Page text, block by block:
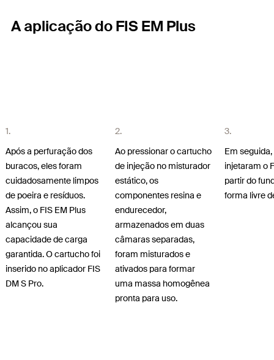
A aplicação do FIS EM Plus
1.
Após a perfuração dos
buracos, eles foram
cuidadosamente limpos
de poeira e resíduos.
Assim, o FIS EM Plus
alcançou sua
capacidade de carga
garantida. O cartucho foi
inserido no aplicador FIS
DM S Pro.
2.
Ao pressionar o cartucho
de injeção no misturador
estático, os
componentes resina e
endurecedor,
armazenados em duas
câmaras separadas,
foram misturados e
ativados para formar
uma massa homogênea
pronta para uso.
3.
Em
injetaram o
partir do
forma livre